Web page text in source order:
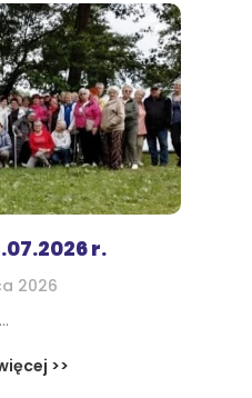
r.
2026
...
>>